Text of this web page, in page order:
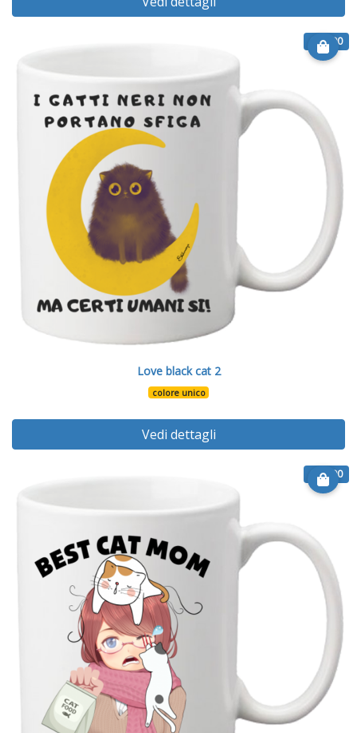
€ 12.90
Love black cat 2
colore unico
Vedi dettagli
€ 12.90